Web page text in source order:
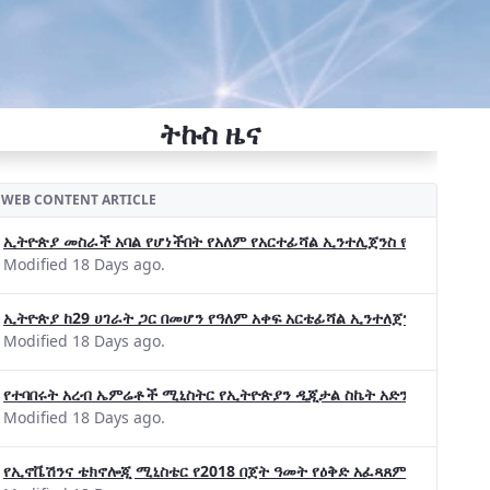
ትኩስ ዜና
WEB CONTENT ARTICLE
ኢትዮጵያ መስራች አባል የሆነችበት የአለም የአርተፊሻል ኢንተሊጀንስ የትብብር
Modified 18 Days ago.
ኢትዮጵያ ከ29 ሀገራት ጋር በመሆን የዓለም አቀፍ አርቴፊሻል ኢንተለጀንስ ትብብር
Modified 18 Days ago.
የተባበሩት አረብ ኤምሬቶች ሚኒስትር የኢትዮጵያን ዲጂታል ስኬት አድንቀዋል
Modified 18 Days ago.
የኢኖቬሽንና ቴክኖሎጂ ሚኒስቴር የ2018 በጀት ዓመት የዕቅድ አፈጻጸምና የቀጣይ